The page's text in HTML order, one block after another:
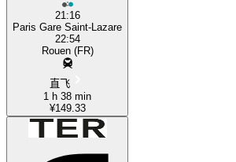
21:16
Paris Gare Saint-Lazare
22:54
Rouen (FR)
直飞
1 h 38 min
¥149.33